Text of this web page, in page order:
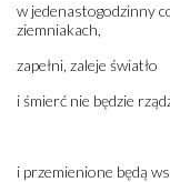
w jedenastogodzinny
ziemniakach,
zapełni, zaleje światło
i śmierć nie będzie
i przemienione będą